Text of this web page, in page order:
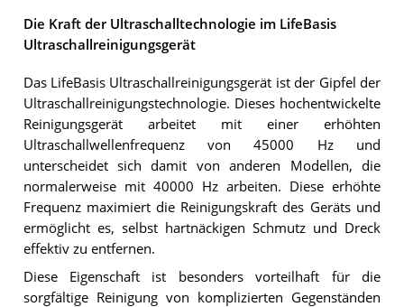
Die Kraft der Ultraschalltechnologie im LifeBasis
Ultraschallreinigungsgerät
Das LifeBasis Ultraschallreinigungsgerät ist der Gipfel der
Ultraschallreinigungstechnologie. Dieses hochentwickelte
Reinigungsgerät arbeitet mit einer erhöhten
Ultraschallwellenfrequenz von 45000 Hz und
unterscheidet sich damit von anderen Modellen, die
normalerweise mit 40000 Hz arbeiten. Diese erhöhte
Frequenz maximiert die Reinigungskraft des Geräts und
ermöglicht es, selbst hartnäckigen Schmutz und Dreck
effektiv zu entfernen.
Diese Eigenschaft ist besonders vorteilhaft für die
sorgfältige Reinigung von komplizierten Gegenständen